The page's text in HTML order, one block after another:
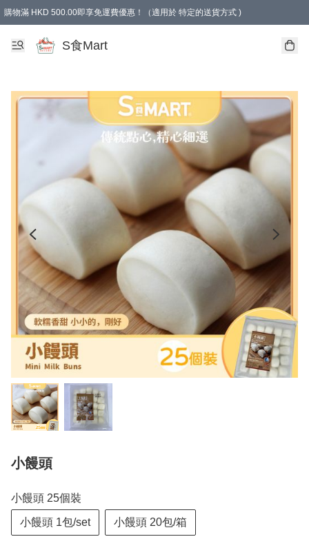
購物滿 HKD 500.00即享免運費優惠！（適用於 特定的送貨方式 )
S食Mart
小饅頭
小饅頭 25個裝
小饅頭 1包/set 小饅頭 20包/箱